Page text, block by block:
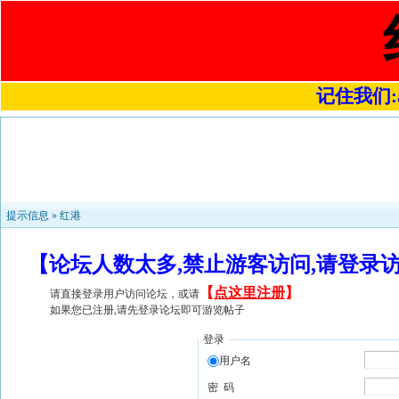
记住我们
提示信息 » 红港
【论坛人数太多,禁止游客访问,请登
请直接登录用户访问论坛，或请 【 点这里注册】
如果您已注册,请先登录论坛即可游览帖子
登录
用户名
密 码